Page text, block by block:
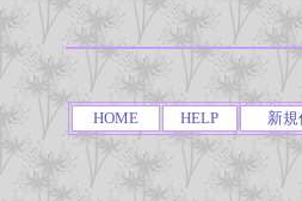
HOME HELP 新